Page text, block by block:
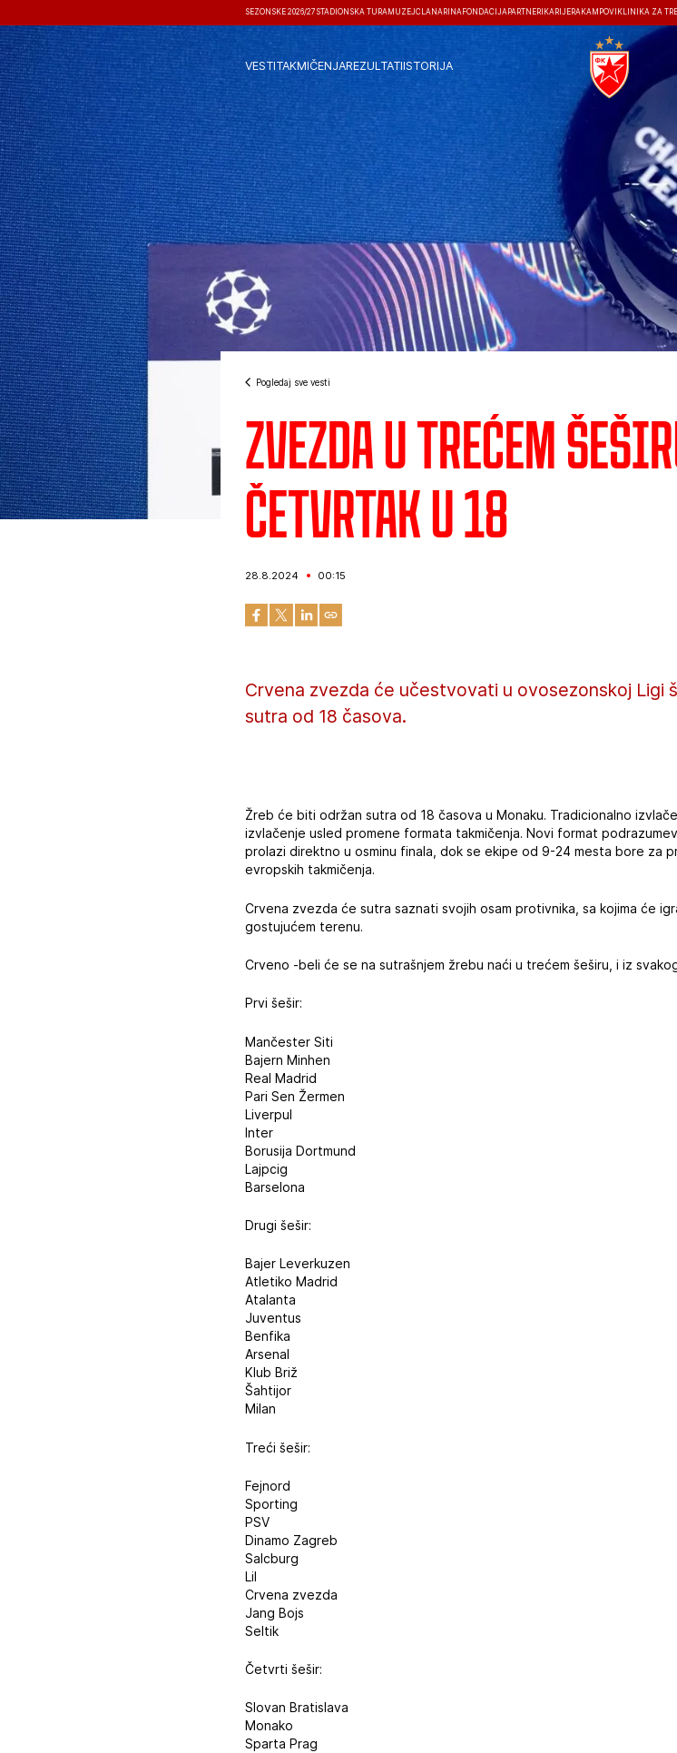
SEZONSKE 2026/27 STADIONSKA TURA MUZEJČLANARINA FONDACIJA PARTNERI KARIJERA KAMPOVI KLINIKA ZA
VESTITAKMIČENJAREZULTATIISTORIJA
Pogledaj sve vesti
Zvezda u trećem
četvrtak u 18
28.8.2024 00:15
Crvena zvezda će učestvovati u ovosezonskoj Ligi
sutra od 18 časova.
Žreb će biti održan sutra od 18 časova u Monaku. Tradicionalno
izvlačenje usled promene formata takmičenja. Novi format
prolazi direktno u osminu finala, dok se ekipe od 9-24 mesta bore za
evropskih takmičenja.
Crvena zvezda će sutra saznati svojih osam protivnika, sa kojima će
gostujućem terenu.
Crveno -beli će se na sutrašnjem žrebu naći u trećem šeširu, i iz
Prvi šešir:
Mančester Siti
Bajern Minhen
Real Madrid
Pari Sen Žermen
Liverpul
Inter
Borusija Dortmund
Lajpcig
Barselona
Drugi šešir:
Bajer Leverkuzen
Atletiko Madrid
Atalanta
Juventus
Benfika
Arsenal
Klub Briž
Šahtijor
Milan
Treći šešir:
Fejnord
Sporting
PSV
Dinamo Zagreb
Salcburg
Lil
Crvena zvezda
Jang Bojs
Seltik
Četvrti šešir:
Slovan Bratislava
Monako
Sparta Prag